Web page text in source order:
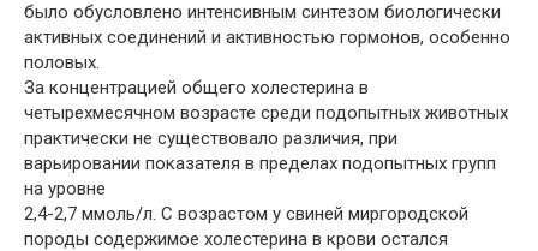
было обусловлено интенсивным синтезом биологически
активных соединений и активностью гормонов, особенно
половых.
За концентрацией общего холестерина в
четырехмесячном возрасте среди подопытных животных
практически не существовало различия, при
варьировании показателя в пределах подопытных групп
на уровне
2,4-2,7 ммоль/л. С возрастом у свиней миргородской
породы содержимое холестерина в крови остался